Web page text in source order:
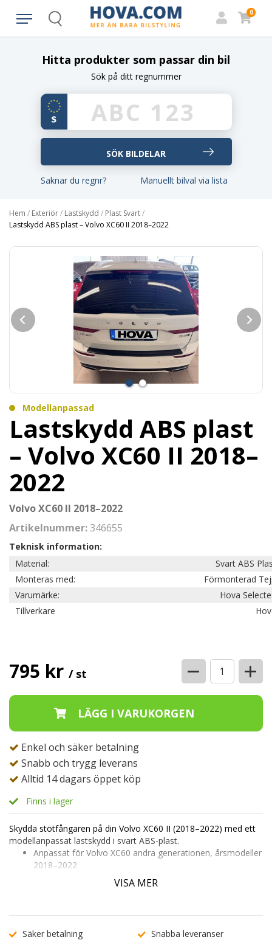
Search
0
Hitta produkter som passar din bil
Sök på ditt regnummer
Saknar du regnr? Manuellt bilval via lista
Hem / Exteriör/ Lastskydd / Plast Svart/
Lastskydd ABS plast – Volvo XC60 II 2018–2022
Modellanpassad
Lastskydd ABS plast
– Volvo XC60 II 2018–
2022
Volvo XC60 II 2018–2022
Artikelnummer:346655
Teknisk information:
Material:
Svart ABS
Monteras med:
Förmonterad
Varumärke:
Hova
Tillverkare
795 kr / st − +
Enkel och säker betalning
Snabb och trygg leverans
Alltid 14 dagars öppet köp
Finns i lager
Skydda stötfångaren på din Volvo XC60 II (2018–2022) med ett
modellanpassat lastskydd i svart ABS-plast.
Anpassat för Volvo XC60 andra generationen, årsmodeller
2018–2022
Skyddar lacken mot repor och slitage vid i- och urlastning
Monteras enkelt med förmonterad tejp – inga verktyg
Kontrollera passform genom att ange ditt registreringsnummer
ellerkontakta vår kundtjänst
VISA MER
Säker betalning
Snabba leveranser